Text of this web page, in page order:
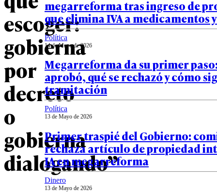
escoger:
gobierna
por
decreto
o
gobierna
dialogando”
megarreforma tras ingreso de
que elimina IVA a medicamentos
Política
14 de Mayo de 2026
Megarreforma da su primer
aprobó, qué se rechazó y cómo
tramitación
Política
13 de Mayo de 2026
Primer traspié del Gobierno:
rechaza artículo de propiedad
IA en megarreforma
Dinero
13 de Mayo de 2026